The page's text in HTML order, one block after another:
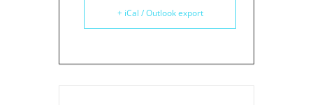
+ iCal / Outlook export